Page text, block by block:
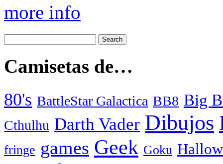
more info
Camisetas de…
80's BattleStar Galactica BB8 Big
Cthulhu Darth Vader Dibujos
fringe games Geek Goku